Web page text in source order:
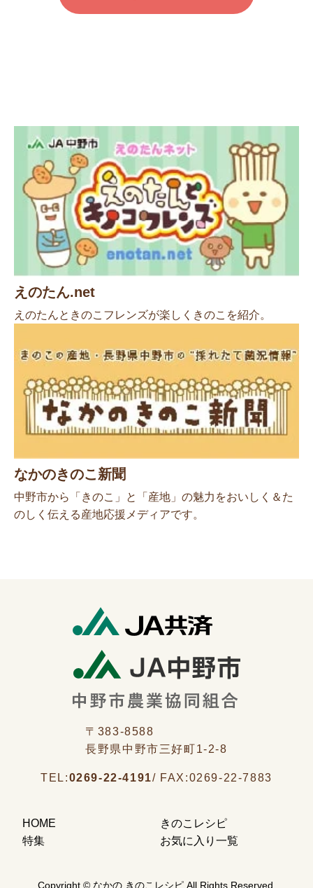
えのたん.net
えのたんときのこフレンズが楽しくきのこを紹介。
なかのきのこ新聞
中野市から「きのこ」と「産地」の魅力をおいしく＆た
のしく伝える産地応援メディアです。
〒383-8588
長野県中野市三好町1-2-8
TEL:0269-22-4191/ FAX:0269-22-7883
HOME
きのこレシピ
特集
お気に入り一覧
Copyright © なかの きのこレシピ All Rights Reserved.